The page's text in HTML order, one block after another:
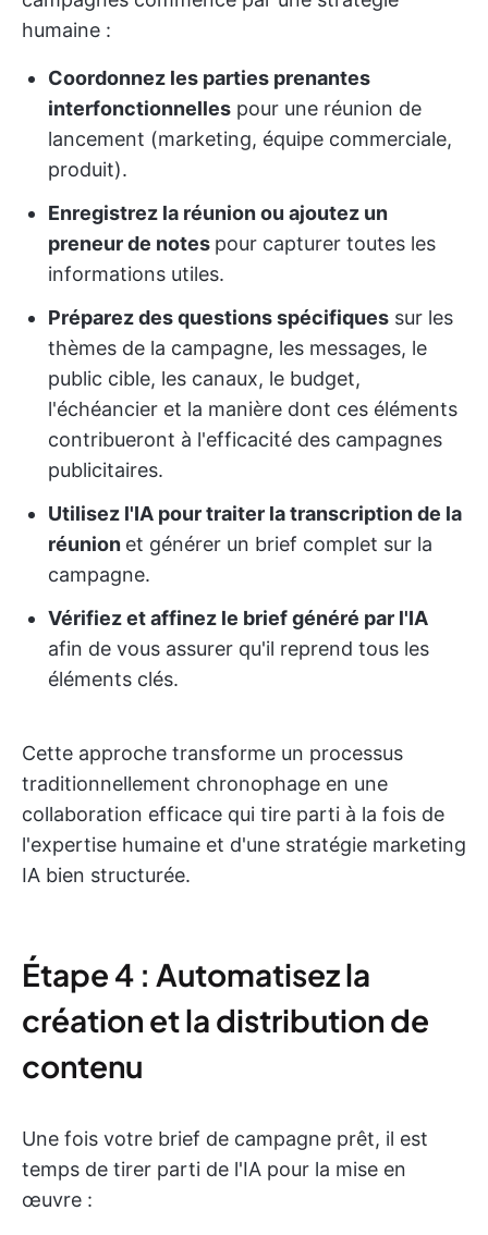
humaine :
Coordonnez les parties prenantes
interfonctionnelles pour une réunion de
lancement (marketing, équipe commerciale,
produit).
Enregistrez la réunion ou ajoutez un
preneur de notes pour capturer toutes les
informations utiles.
Préparez des questions spécifiques sur les
thèmes de la campagne, les messages, le
public cible, les canaux, le budget,
l'échéancier et la manière dont ces éléments
contribueront à l'efficacité des campagnes
publicitaires.
Utilisez l'IA pour traiter la transcription de la
réunion et générer un brief complet sur la
campagne.
Vérifiez et affinez le brief généré par l'IA
afin de vous assurer qu'il reprend tous les
éléments clés.
Cette approche transforme un processus
traditionnellement chronophage en une
collaboration efficace qui tire parti à la fois de
l'expertise humaine et d'une stratégie marketing
IA bien structurée.
Étape 4 : Automatisez la
création et la distribution de
contenu
Une fois votre brief de campagne prêt, il est
temps de tirer parti de l'IA pour la mise en
œuvre :